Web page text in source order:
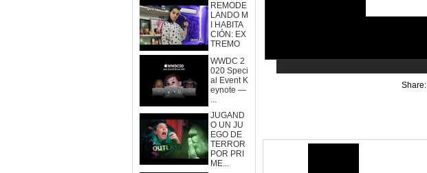
REMODE
LANDO M
I HABITA
CIÓN: EX
TREMO
WWDC 2
020 Speci
al Event K
eynote —
...
JUGAND
O UN JU
EGO DE
TERROR
POR PRI
ME...
Share: